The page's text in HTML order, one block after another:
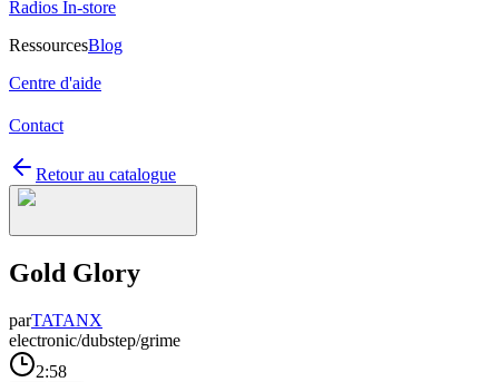
Radios In-store
RessourcesBlog
Centre d'aide
Contact
Retour au catalogue
Gold Glory
parTATANX
electronic/dubstep/grime
2:58